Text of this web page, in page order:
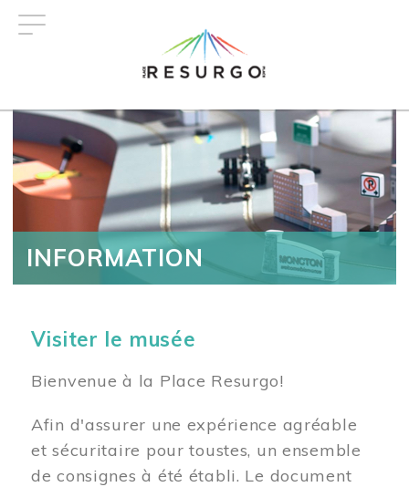
INFORMATION
Visiter le musée
Bienvenue à la Place Resurgo!
Afin d'assurer une expérience agréable
et sécuritaire pour toustes, un ensemble
de consignes à été établi. Le document